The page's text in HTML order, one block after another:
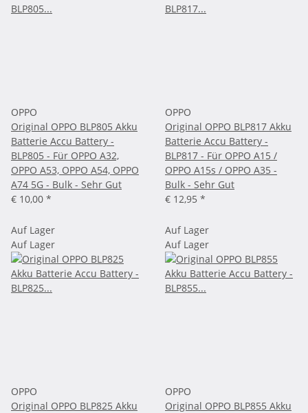
OPPO
Original OPPO BLP805 Akku
Batterie Accu Battery -
BLP805 - Für OPPO A32,
OPPO A53, OPPO A54, OPPO
A74 5G - Bulk - Sehr Gut
€ 10,00 *
Auf Lager
OPPO
Original OPPO BLP817 Akku
Batterie Accu Battery -
BLP817 - Für OPPO A15 /
OPPO A15s / OPPO A35 -
Bulk - Sehr Gut
€ 12,95 *
Auf Lager
Auf Lager
OPPO
Original OPPO BLP825 Akku
Auf Lager
OPPO
Original OPPO BLP855 Akku